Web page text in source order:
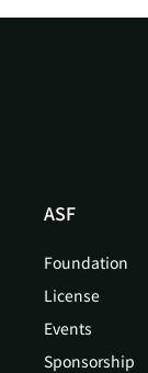
ASF
Foundation
License
Events
Sponsorship